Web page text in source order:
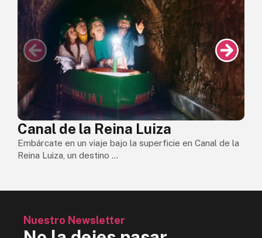
Canal de la Reina Luiza
Embárcate en un viaje bajo la superficie en Canal de la
Reina Luiza, un destino ...
Nuestro Newsletter